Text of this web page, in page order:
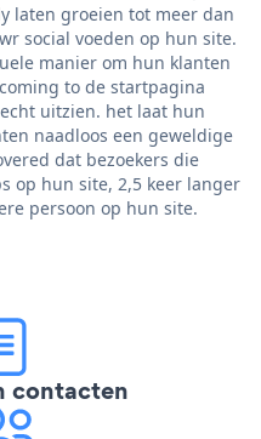
laten groeien tot meer dan
social voeden op hun site.
manier om hun klanten
to de startpagina
uitzien. het laat hun
naadloos een geweldige
dat bezoekers die
op hun site, 2,5 keer langer
persoon op hun site.
contacten